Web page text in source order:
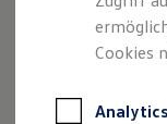
Kfz-
Cookies